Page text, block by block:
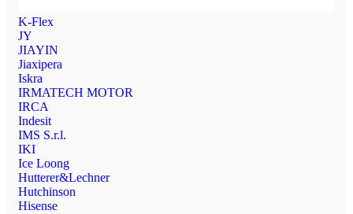
K-Flex
JY
JIAYIN
Jiaxipera
Iskra
IRMATECH MOTOR
IRCA
Indesit
IMS S.r.l.
IKI
Ice Loong
Hutterer&Lechner
Hutchinson
Hisense